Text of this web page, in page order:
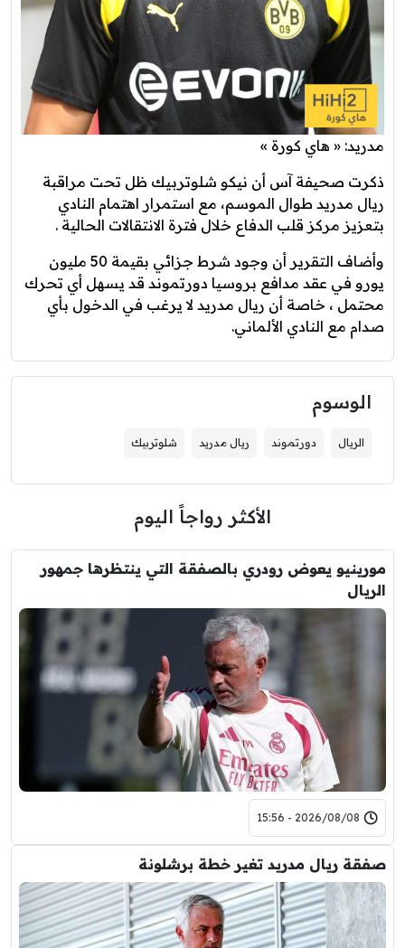
مدريد: « هاي كورة »
ذكرت صحيفة آس أن نيكو شلوتربيك ظل تحت مراقبة
ريال مدريد طوال الموسم، مع استمرار اهتمام النادي
بتعزيز مركز قلب الدفاع خلال فترة الانتقالات الحالية .
وأضاف التقرير أن وجود شرط جزائي بقيمة 50 مليون
يورو في عقد مدافع بروسيا دورتموند قد يسهل أي تحرك
محتمل ، خاصة أن ريال مدريد لا يرغب في الدخول بأي
صدام مع النادي الألماني.
الوسوم
الريال دورتموند ريال مدريد شلوتربيك
الأكثر رواجاً اليوم
مورينيو يعوض رودري بالصفقة التي ينتظرها جمهور
الريال
2026/08/08 - 15:56
صفقة ريال مدريد تغير خطة برشلونة